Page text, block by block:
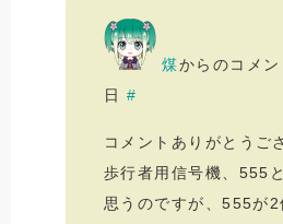
煤からのコメ
日 #
コメントありがとうご
歩行者用信号機、555
思うのですが、555が2